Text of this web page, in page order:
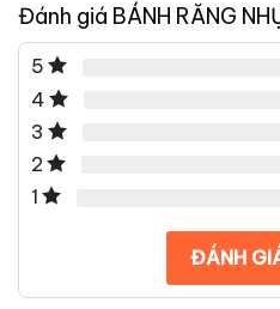
Đánh giá BÁNH RĂNG
5
4
3
2
1
ĐÁNH